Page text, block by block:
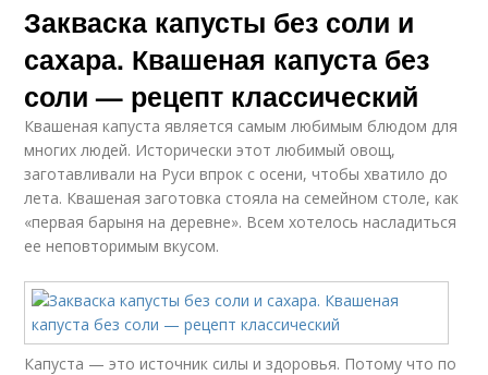
Закваска капусты без соли и
сахара. Квашеная капуста без
соли — рецепт классический
Квашеная капуста является самым любимым блюдом для
многих людей. Исторически этот любимый овощ,
заготавливали на Руси впрок с осени, чтобы хватило до
лета. Квашеная заготовка стояла на семейном столе, как
«первая барыня на деревне». Всем хотелось насладиться
ее неповторимым вкусом.
Капуста — это источник силы и здоровья. Потому что по